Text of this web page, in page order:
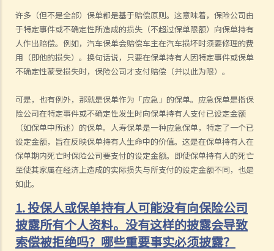
许多（但不是全部）保单都是基于赔偿原则。这意味着，保险公司由
于特定事件或不确定性所造成的损失（不超过保单限额）向保单持有
人作出赔偿。例如，汽车保单会赔偿车主在汽车损坏时须要修理的费
用（即他的损失）。换句话说，只要在保单持有人因特定事件或保单
不确定性蒙受损失时，保险公司才支付赔偿（并以此为限）。
可是，也有例外，那就是保单作为「应急」的保单。应急保单是指保
险公司在特定事件或不确定性发生时向保单持有人支付已设定金额
（如保单中所述）的保单。人寿保单是一种应急保单，特定了一个已
设定金额，旨在反映保单持有人生命中的价值。这是在保单持有人在
保单期内死亡时保险公司要支付的设定金额。即使保单持有人的死亡
至使其家属在经济上造成的实际损失与所支付的设定金额不同，也是
如此。
1. 投保人或保单持有人可能没有向保险公司
披露所有个人资料。没有这样的披露会导致
索偿被拒绝吗？哪些重要事实必须披露？